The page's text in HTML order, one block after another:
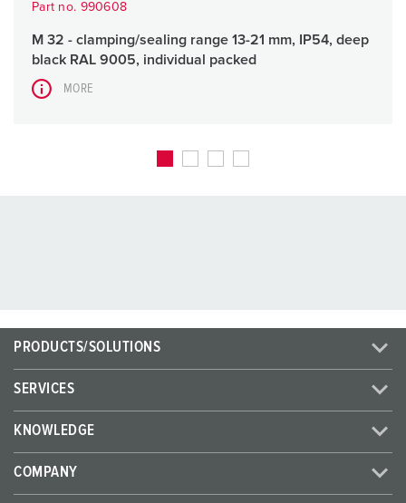
Part no. 990608
M 32 - clamping/sealing range 13-21 mm, IP54, deep
black RAL 9005, individual packed
MORE
PRODUCTS/SOLUTIONS
SERVICES
KNOWLEDGE
COMPANY